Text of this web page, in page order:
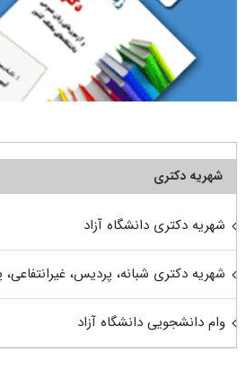
شهریه دکتری
شهریه دکتری دانشگاه آزاد
شهریه دکتری شبانه، پردیس، غیرانتفاعی،
وام دانشجویی دانشگاه آزاد